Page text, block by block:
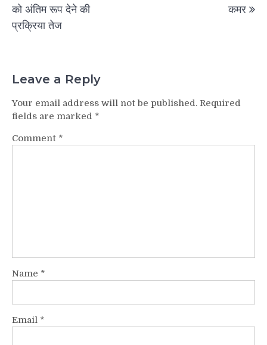
को अंतिम रूप देने की
प्रक्रिया तेज
कमर
Leave a Reply
Your email address will not be published. Required
fields are marked *
Comment *
Name *
Email *